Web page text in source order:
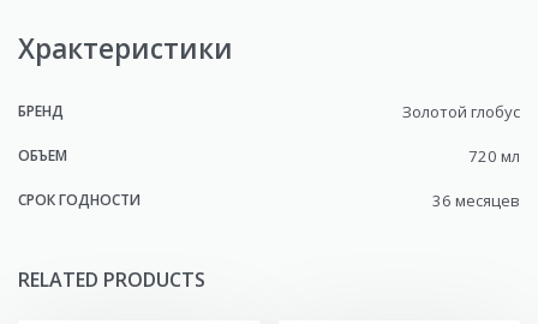
Храктеристики
БРЕНД Золотой глобус
ОБЪЕМ 720 мл
СРОК ГОДНОСТИ 36 месяцев
RELATED PRODUCTS